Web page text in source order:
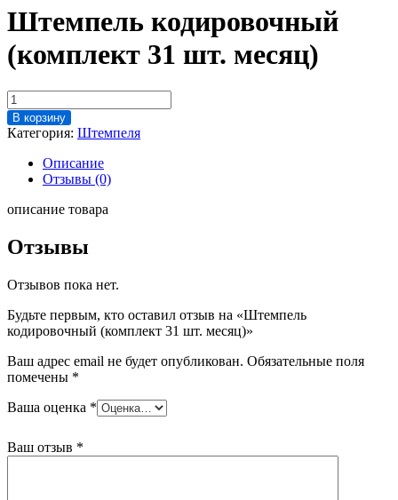
Штемпель кодировочный
(комплект 31 шт. месяц)
Количество
товара
Штемпель
кодировочный
(комплект
месяц)
В корзину
Категория: Штемпеля
Описание
Отзывы (0)
описание товара
Отзывы
Отзывов пока нет.
Будьте первым, кто оставил отзыв на «Штемпель
кодировочный (комплект 31 шт. месяц)»
Ваш адрес email не будет опубликован. Обязательные поля
помечены *
Ваша оценка *
Ваш отзыв *